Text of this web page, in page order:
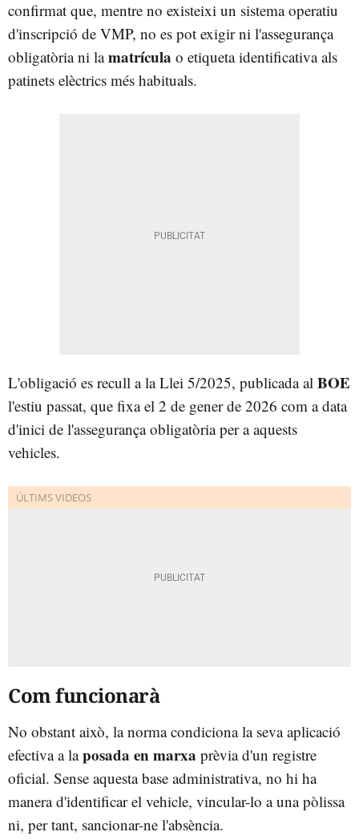
confirmat que, mentre no existeixi un sistema operatiu
d'inscripció de VMP, no es pot exigir ni l'assegurança
obligatòria ni lamatrícula o etiqueta identificativa als
patinets elèctrics més habituals.
L'obligació es recull a la Llei 5/2025, publicada al BOE
l'estiu passat, que fixa el 2 de gener de 2026 com a data
d'inici de l'assegurança obligatòria per a aquests
vehicles.
Com funcionarà
No obstant això, la norma condiciona la seva aplicació
efectiva a laposada en marxa prèvia d'un registre
oficial. Sense aquesta base administrativa, no hi ha
manera d'identificar el vehicle, vincular-lo a una pòlissa
ni, per tant, sancionar-ne l'absència.